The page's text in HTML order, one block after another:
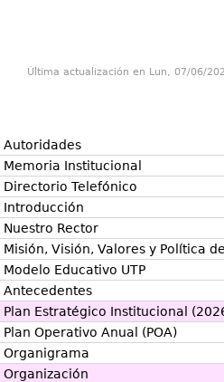
Última actualización en Lun, 07/06/
Autoridades
Memoria Institucional
Directorio Telefónico
Introducción
Nuestro Rector
Misión, Visión, Valores y Política
Modelo Educativo UTP
Antecedentes
Plan Estratégico Institucional
Plan Operativo Anual (POA)
Organigrama
Organización